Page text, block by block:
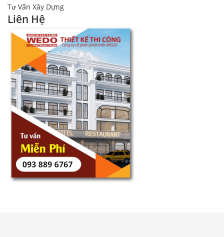
Tư Vấn Xây Dựng
Liên Hệ